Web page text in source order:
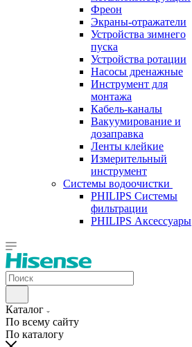
Фреон
Экраны-отражатели
Устройства зимнего
пуска
Устройства ротации
Насосы дренажные
Инструмент для
монтажа
Кабель-каналы
Вакуумирование и
дозаправка
Ленты клейкие
Измерительный
инструмент
Системы водоочистки
PHILIPS Системы
фильтрации
PHILIPS Аксессуары
Каталог
По всему сайту
По каталогу